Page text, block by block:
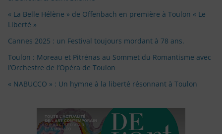
« La Belle Hélène » de Offenbach en première à Toulon « Le
Liberté »
Cannes 2025 : un Festival toujours mordant à 78 ans.
Toulon : Moreau et Pitrėnas au Sommet du Romantisme avec
l’Orchestre de l’Opéra de Toulon
« NABUCCO » : Un hymne à la liberté résonnant à Toulon